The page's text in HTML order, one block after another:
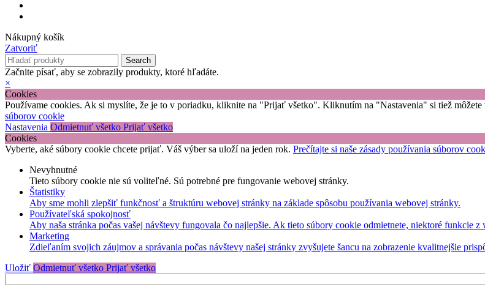
Nákupný košík
Zatvoriť
Search
Začnite písať, aby se zobrazily produkty, ktoré hľadáte.
×
Cookies
Používame cookies. Ak si myslíte, že je to v poriadku, kliknite na "Prijať všetko". Kliknutím na "Nastavenia" si tiež
súborov cookie
Nastavenia Odmietnuť všetko Prijať všetko
Cookies
Vyberte, aké súbory cookie chcete prijať. Váš výber sa uloží na jeden rok. Prečítajte si naše zásady používania súborov
Nevyhnutné
Tieto súbory cookie nie sú voliteľné. Sú potrebné pre fungovanie webovej stránky.
Štatistiky
Aby sme mohli zlepšiť funkčnosť a štruktúru webovej stránky na základe spôsobu používania webovej stránky.
Používateľská spokojnosť
Aby naša stránka počas vašej návštevy fungovala čo najlepšie. Ak tieto súbory cookie odmietnete, niektoré funkcie
Marketing
Zdieľaním svojich záujmov a správania počas návštevy našej stránky zvyšujete šancu na zobrazenie kvalitnejšie
Uložiť Odmietnuť všetko Prijať všetko